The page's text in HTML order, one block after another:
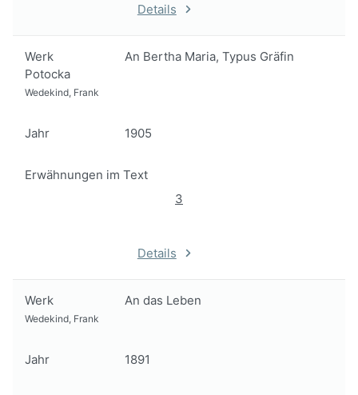
Details
Werk
An Bertha Maria, Typus Gräfin
Potocka
Wedekind, Frank
Jahr 1905
Erwähnungen im Text
3
Details
Werk An das Leben
Wedekind, Frank
Jahr 1891